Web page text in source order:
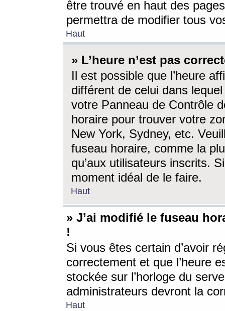
être trouvé en haut des
permettra de modifier tous
Haut
» L’heure n’est pas
Il est possible que l’heure
différent de celui dans
votre Panneau de Contrôle
horaire pour trouver votre
New York, Sydney, etc.
fuseau horaire, comme la
qu’aux utilisateurs inscrits.
moment idéal de le faire.
Haut
» J’ai modifié le fuseau
!
Si vous êtes certain d’avoir
correctement et que l’heure
stockée sur l’horloge du
administrateurs devront la
Haut